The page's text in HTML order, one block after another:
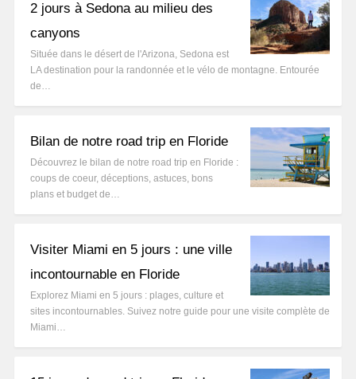
2 jours à Sedona au milieu des
canyons
Située dans le désert de l'Arizona, Sedona est
LA destination pour la randonnée et le vélo de montagne. Entourée
de…
Bilan de notre road trip en Floride
Découvrez le bilan de notre road trip en Floride :
coups de coeur, déceptions, astuces, bons
plans et budget de…
Visiter Miami en 5 jours : une ville
incontournable en Floride
Explorez Miami en 5 jours : plages, culture et
sites incontournables. Suivez notre guide pour une visite complète de
Miami…